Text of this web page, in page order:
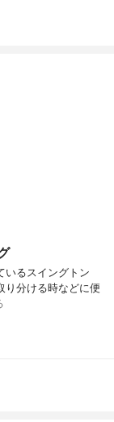
いるスイングトン
り分ける時などに便